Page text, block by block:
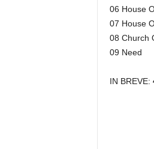
06 House
07 House
08 Church
09 Need
IN BREVE: